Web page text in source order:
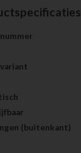
(buitenkant)